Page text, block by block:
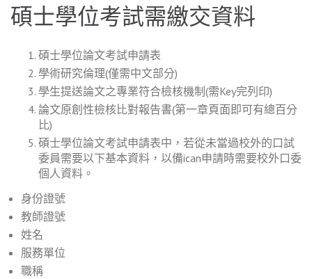
碩士學位考試需繳交資料
碩士學位論文考試申請表
學術研究倫理(僅需中文部分)
學生提送論文之專業符合檢核機制(需Key完列印)
論文原創性檢核比對報告書(第一章頁面即可有總百分
比)
碩士學位論文考試申請表中，若從未當過校外的口試
委員需要以下基本資料，以備ican申請時需要校外口委
個人資料。
身份證號
教師證號
姓名
服務單位
職稱